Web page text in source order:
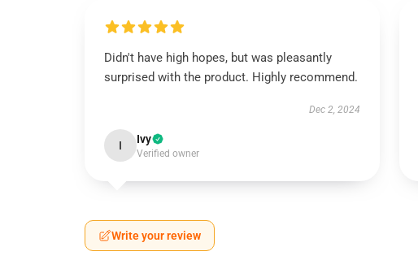
Didn't have high hopes, but was pleasantly
surprised with the product. Highly recommend.
Dec 2, 2024
I Ivy
Verified owner
Write your review